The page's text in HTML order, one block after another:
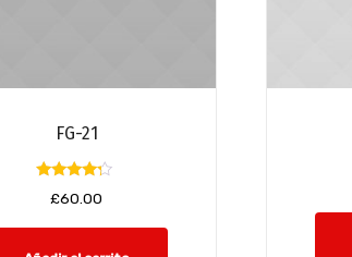
FG-21
con
de 5
£60.00